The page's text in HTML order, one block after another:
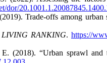
dor/
Trade-offs among
LIVING RANKING.https://
(2018). “Urban sprawl